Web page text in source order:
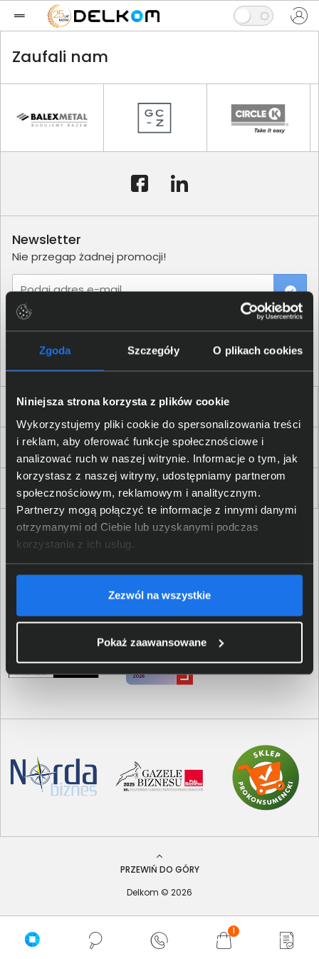
Zgoda Szczegóły O plikach cookies
Niniejsza strona korzysta z plików cookie
Wykorzystujemy pliki cookie do spersonalizowania treści
i reklam, aby oferować funkcje społecznościowe i
analizować ruch w naszej witrynie. Informacje o tym, jak
korzystasz z naszej witryny, udostępniamy partnerom
społecznościowym, reklamowym i analitycznym.
Partnerzy mogą połączyć te informacje z innymi danymi
otrzymanymi od Ciebie lub uzyskanymi podczas
korzystania z ich usług.
Zezwól na wszystkie
Pokaż zaawansowane
1
Zaufali nam
Dla Firm i Instytucji
Zakupy
Delkom 2000
Newsletter
Nie przegap żadnej promocji!
Podaj adres e-mail
PRZEWIŃ DO GÓRY
Delkom © 2026